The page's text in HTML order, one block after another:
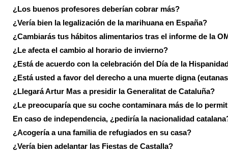
¿Los buenos profesores deberían cobrar más?
¿Vería bien la legalización de la marihuana en España?
¿Cambiarás tus hábitos alimentarios tras el informe de la
¿Le afecta el cambio al horario de invierno?
¿Está de acuerdo con la celebración del Día de la
¿Está usted a favor del derecho a una muerte digna
¿Llegará Artur Mas a presidir la Generalitat de Cataluña?
¿Le preocuparía que su coche contaminara más de lo
En caso de independencia, ¿pediría la nacionalidad
¿Acogería a una familia de refugiados en su casa?
¿Vería bien adelantar las Fiestas de Castalla?